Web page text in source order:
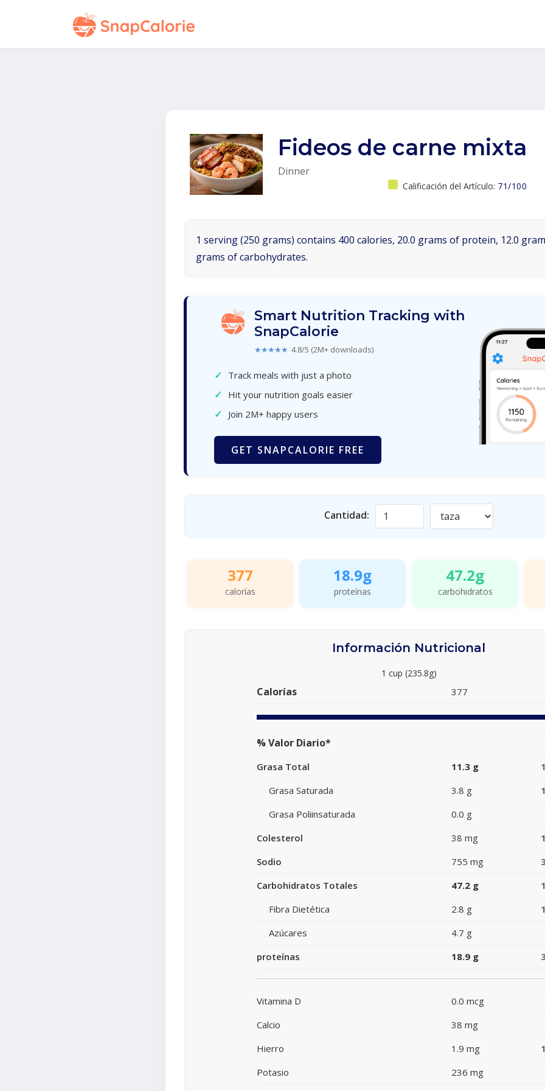
Fideos de carne mixta
Dinner
Calificación del Artículo: 71/100
1 serving (250 grams) contains 400 calories, 20.0 grams of protein, 12.0
grams of carbohydrates.
Smart Nutrition Tracking with
SnapCalorie
★★★★★ 4.8/5 (2M+ downloads)
✓ Track meals with just a photo
✓ Hit your nutrition goals easier
✓ Join 2M+ happy users
GET SNAPCALORIE FREE
Cantidad:
377
calorías
18.9g
proteínas
47.2g
carbohidratos
Información Nutricional
1 cup (235.8g)
Calorías 377
% Valor Diario*
Grasa Total 11.3 g
Grasa Saturada
3.8 g
Grasa Poliinsaturada
0.0 g
Colesterol
38 mg
Sodio
755 mg
Carbohidratos Totales
47.2 g
Fibra Dietética
2.8 g
Azúcares
4.7 g
proteínas
18.9 g
Vitamina D
0.0 mcg
Calcio
38 mg
Hierro
1.9 mg
Potasio
236 mg